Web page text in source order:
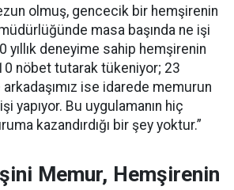
olmuş, gencecik bir hemşirenin
masa başında ne işi
yıllık deneyime sahip hemşirenin
10 nöbet tutarak tükeniyor; 23
ise idarede memurun
yapıyor. Bu uygulamanın hiç
kazandırdığı bir şey yoktur.”
Memur, Hemşirenin